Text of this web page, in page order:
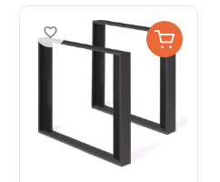
favorite_border